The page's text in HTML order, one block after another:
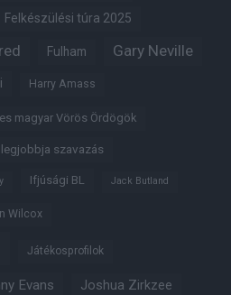
Felkészülési túra 2025
Fulham Gary Neville
Harry Amass
magyar Vörös Ördögök
szavazás
Ifjúsági BL Jack Butland
Wilcox
Játékosprofilok
Evans Joshua Zirkzee